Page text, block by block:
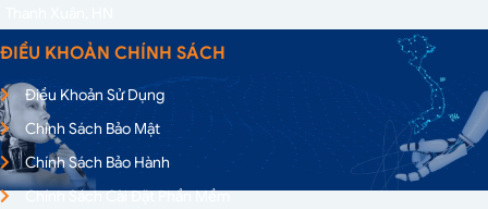
ĐIỀU KHOẢN CHÍNH SÁCH
Điều Khoản Sử Dụng
Chính Sách Bảo Mật
Chính Sách Bảo Hành
Chính Sách Cài Đặt Phần Mềm